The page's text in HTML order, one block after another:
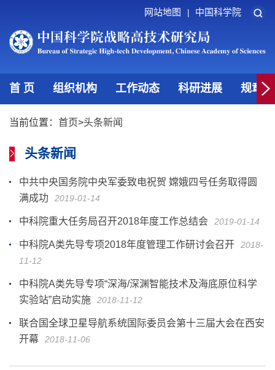
网站地图 中国科学院
首 页 组织机构 工作动态 科研进展 规章
当前位置： 首页>头条新闻
头条新闻
中共中央国务院中央军委致电祝贺 嫦娥四号任务取得圆
满成功
2019-01-14
中科院重大任务局召开2018年度工作总结会 2019-01-14
中科院A类先导专项2018年度管理工作研讨会召开
2018-
11-12
中科院A类先导专项“深海/深渊智能技术及海底原位科学
实验站”启动实施
2018-11-12
联合国全球卫星导航系统国际委员会第十三届大会在西安
开幕
2018-11-06